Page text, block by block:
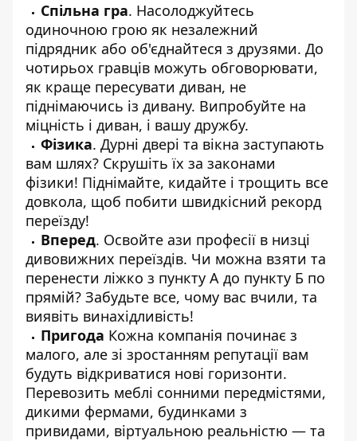
Спільна гра. Насолоджуйтесь
одиночною грою як незалежний
підрядник або об'єднайтеся з друзями. До
чотирьох гравців можуть обговорювати,
як краще пересувати диван, не
піднімаючись із дивану. Випробуйте на
міцність і диван, і вашу дружбу.
Фізика. Дурні двері та вікна заступають
вам шлях? Скрушіть їх за законами
фізики! Піднімайте, кидайте і трощить все
довкола, щоб побити швидкісний рекорд
переїзду!
Вперед. Освойте ази професії в низці
дивовижних переїздів. Чи можна взяти та
перенести ліжко з пункту А до пункту Б по
прямій? Забудьте все, чому вас вчили, та
виявіть винахідливість!
Пригода Кожна компанія починає з
малого, але зі зростанням репутації вам
будуть відкриватися нові горизонти.
Перевозить меблі сонними передмістями,
дикими фермами, будинками з
привидами, віртуальною реальністю — та